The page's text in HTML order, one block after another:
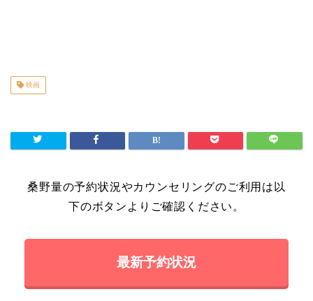
映画
桑野量の予約状況やカウンセリングのご利用は以
下のボタンよりご確認ください。
最新予約状況